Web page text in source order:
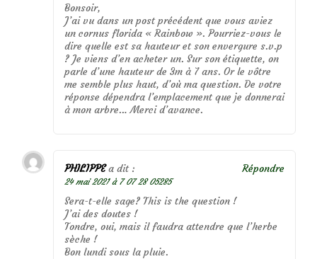
Bonsoir,
J’ai vu dans un post précédent que vous aviez
un cornus florida « Rainbow ». Pourriez-vous le
dire quelle est sa hauteur et son envergure s.v.p
? Je viens d’en acheter un. Sur son étiquette, on
parle d’une hauteur de 3m à 7 ans. Or le vôtre
me semble plus haut, d’où ma question. De votre
réponse dépendra l’emplacement que je donnerai
à mon arbre… Merci d’avance.
PHILIPPE a dit :
24 mai 2021 à 7 07 28 05285
Sera-t-elle sage? This is the question !
J’ai des doutes !
Tondre, oui, mais il faudra attendre que l’herbe
sèche !
Bon lundi sous la pluie.
Répondre